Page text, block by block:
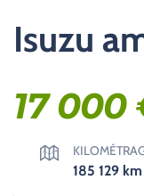
Isuzu
17 000
185 129 km